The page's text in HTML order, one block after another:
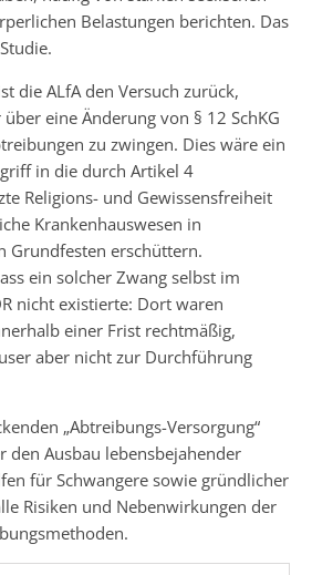
Belastungen berichten. Das
die ALfA den Versuch zurück,
eine Änderung von § 12 SchKG
zu zwingen. Dies wäre ein
in die durch Artikel 4
Religions- und Gewissensfreiheit
Krankenhauswesen in
Grundfesten erschüttern.
ein solcher Zwang selbst im
nicht existierte: Dort waren
einer Frist rechtmäßig,
aber nicht zur Durchführung
„Abtreibungs-Versorgung“
den Ausbau lebensbejahender
für Schwangere sowie gründlicher
Risiken und Nebenwirkungen der